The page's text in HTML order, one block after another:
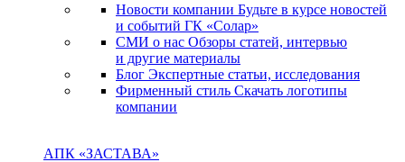
Новости компании Будьте в курсе новостей
и событий ГК «Солар»
СМИ о нас Обзоры статей, интервью
и другие материалы
Блог Экспертные статьи, исследования
Фирменный стиль Скачать логотипы
компании
АПК «ЗАСТАВА»